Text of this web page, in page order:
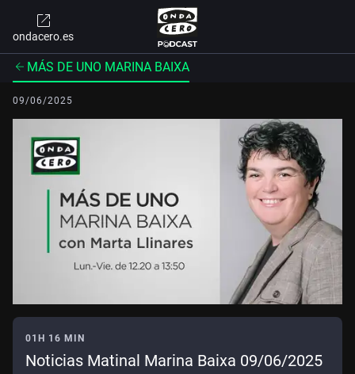
ondacero.es
MÁS DE UNO MARINA BAIXA
09/06/2025
01H 16 MIN
Noticias Matinal Marina Baixa 09/06/2025